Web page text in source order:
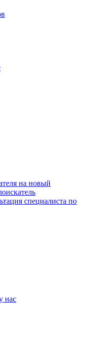
на новый
специалиста по
нас